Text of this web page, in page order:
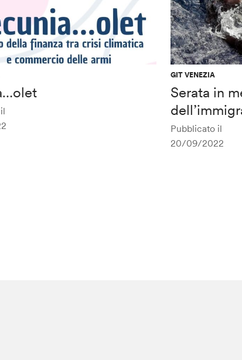
GIT VENEZIA
Serata in
Pubblicato il
20/09/2022